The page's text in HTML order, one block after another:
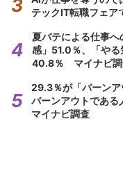
テックIT転職フェア
夏バテによる仕事
感」51.0％、「やる
40.8％ マイナビ
29.3％が「バーン
バーンアウトであ
マイナビ調査